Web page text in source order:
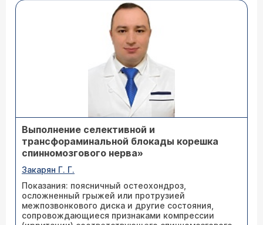
Выполнение селективной и
трансфораминальной блокады корешка
спинномозгового нерва»
Закарян Г. Г.
Показания: поясничный остеохондроз,
осложненный грыжей или протрузией
межпозвонкового диска и другие состояния,
сопровождающиеся признаками компрессии